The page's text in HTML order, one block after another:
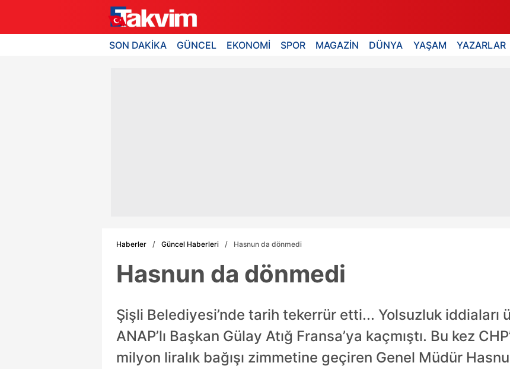
SON DAKİKA GÜNCEL EKONOMİ SPOR MAGAZİN DÜNYA YAŞAM YAZARLAR
Haberler Güncel Haberleri Hasnun da dönmedi
Hasnun da dönmedi
Şişli Belediyesi’nde tarih tekerrür etti... Yolsuzluk iddiaları
ANAP’lı Başkan Gülay Atığ Fransa’ya kaçmıştı. Bu kez
milyon liralık bağışı zimmetine geçiren Genel Müdür